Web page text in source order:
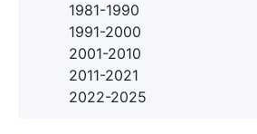
1981-1990
1991-2000
2001-2010
2011-2021
2022-2025